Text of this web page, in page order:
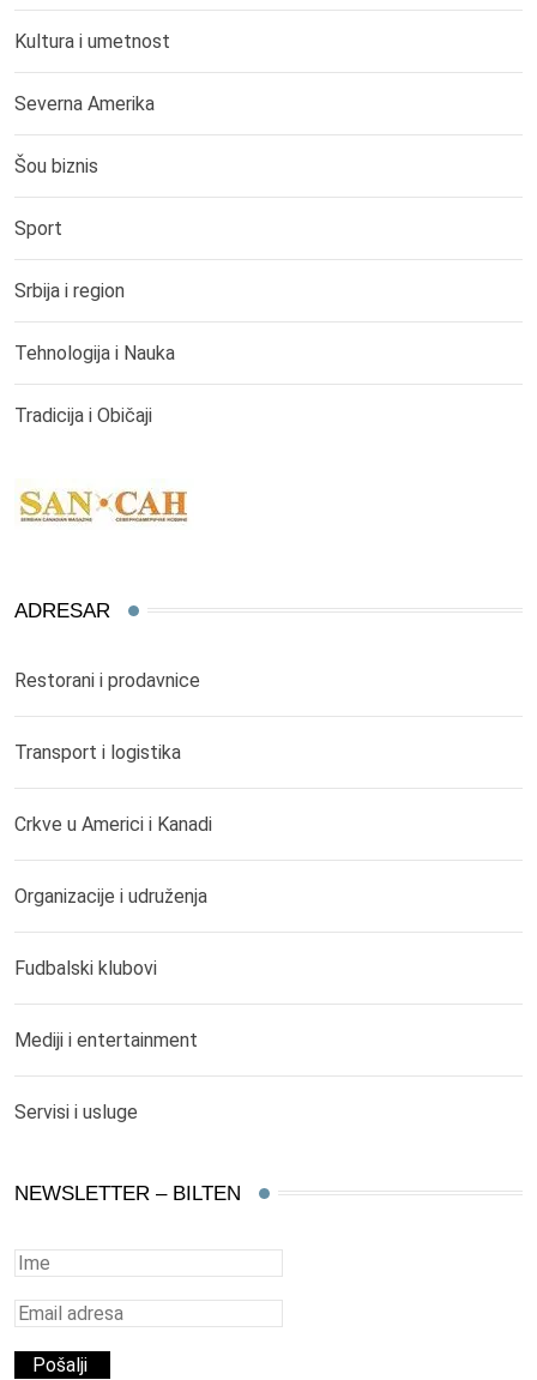
Kultura i umetnost
Severna Amerika
Šou biznis
Sport
Srbija i region
Tehnologija i Nauka
Tradicija i Običaji
ADRESAR
Restorani i prodavnice
Transport i logistika
Crkve u Americi i Kanadi
Organizacije i udruženja
Fudbalski klubovi
Mediji i entertainment
Servisi i usluge
NEWSLETTER – BILTEN